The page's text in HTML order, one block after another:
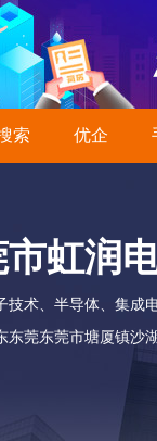
索 优企
虹润
技术、半导体、集成
东莞东莞市塘厦镇沙